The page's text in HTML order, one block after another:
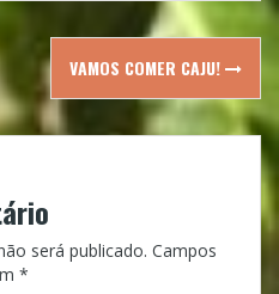
VAMOS COMER CAJU!
será publicado. Campos
*